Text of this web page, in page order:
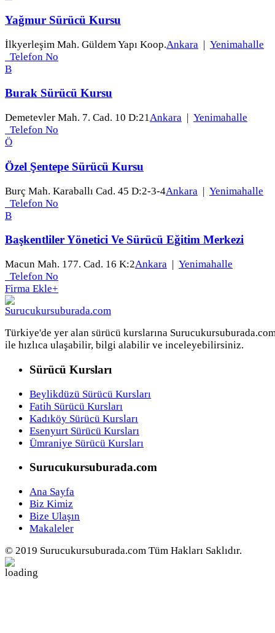
Yağmur Sürücü Kursu
İlkyerleşim Mah. Güldem Yapı Koop.Ankara | Yenimahalle
Telefon No
B
Burak Sürücü Kursu
Demetevler Mah. 7. Cad. 10 D:21Ankara
Yenimahalle
Telefon No
Ö
Özel Şentepe Sürücü Kursu
Burç Mah. Karaballı Cad. 45 D:2-3-4Ankara | Yenimahalle
Telefon No
B
Başkentliler Yönetici Ve Sürücü Eğitim Merkezi
Macun Mah. 177. Cad. 16 K:2Ankara | Yenimahalle
Telefon No
Firma Ekle+
Türkiye'de yer alan sürücü kurslarına
ile hızlıca ulaşabilir, bilgi alabilir ve inceleyebilirsiniz.
Sürücü Kursları
Beylikdüzü Sürücü Kursları
Fatih Sürücü Kursları
Kadıköy Sürücü Kursları
Esenyurt Sürücü Kursları
Ümraniye Sürücü Kursları
Surucukursuburada.com
Ana Sayfa
Biz Kimiz
Bize Ulaşın
Makaleler
© 2019 Surucukursuburada.com Tüm Hakları Saklıdır.